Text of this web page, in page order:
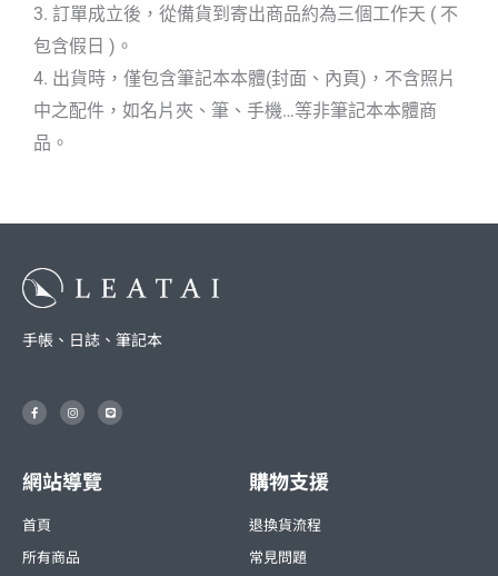
3. 訂單成立後，從備貨到寄出商品約為三個工作天 ( 不
包含假日 )。
4. 出貨時，僅包含筆記本本體(封面、內頁)，不含照片
中之配件，如名片夾、筆、手機…等非筆記本本體商
品。
手帳、日誌、筆記本
F
a
c
k
-
I
n
s
r
a
m
L
i
n
網站導覽
首頁
所有商品
購物支援
退換貨流程
常見問題